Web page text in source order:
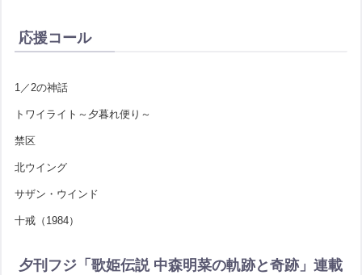
応援コール
1／2の神話
トワイライト～夕暮れ便り～
禁区
北ウイング
サザン・ウインド
十戒（1984）
夕刊フジ「歌姫伝説 中森明菜の軌跡と奇跡」連載